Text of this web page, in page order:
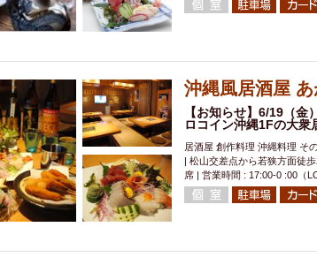
壺川駅周辺
秋限定メニュー
沖縄風居酒屋
【お知らせ】6/19（
ロコイン沖縄1Fの大衆
居酒屋 創作料理 沖縄料理 そ
| 松山交差点から若狭方面徒
席 | 営業時間 : 17:00-0 :00（